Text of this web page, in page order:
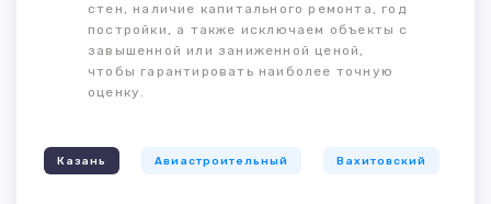
стен, наличие капитального ремонта, год
постройки, а также исключаем объекты с
завышенной или заниженной ценой,
чтобы гарантировать наиболее точную
оценку.
Казань Авиастроительный Вахитовский